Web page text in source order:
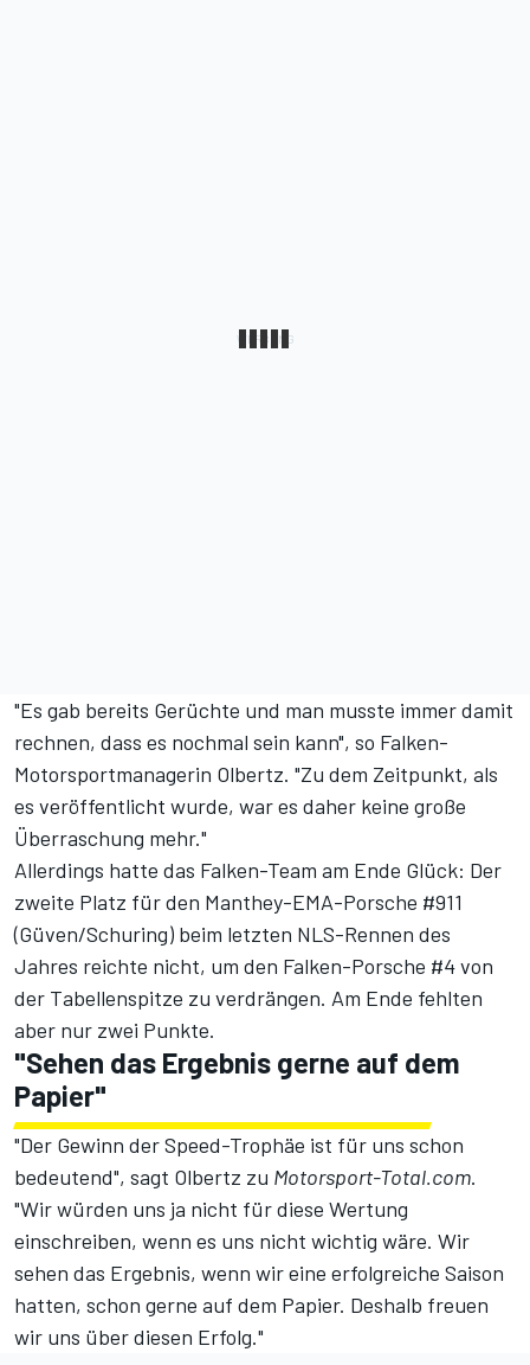
"Es gab bereits Gerüchte und man musste immer damit
rechnen, dass es nochmal sein kann", so Falken-
Motorsportmanagerin Olbertz. "Zu dem Zeitpunkt, als
es veröffentlicht wurde, war es daher keine große
Überraschung mehr."
Allerdings hatte das Falken-Team am Ende Glück: Der
zweite Platz für den Manthey-EMA-Porsche #911
(Güven/Schuring) beim letzten NLS-Rennen des
Jahres reichte nicht, um den Falken-Porsche #4 von
der Tabellenspitze zu verdrängen. Am Ende fehlten
aber nur zwei Punkte.
"Sehen das Ergebnis gerne auf dem
Papier"
"Der Gewinn der Speed-Trophäe ist für uns schon
bedeutend", sagt Olbertz zu Motorsport-Total.com.
"Wir würden uns ja nicht für diese Wertung
einschreiben, wenn es uns nicht wichtig wäre. Wir
sehen das Ergebnis, wenn wir eine erfolgreiche Saison
hatten, schon gerne auf dem Papier. Deshalb freuen
wir uns über diesen Erfolg."